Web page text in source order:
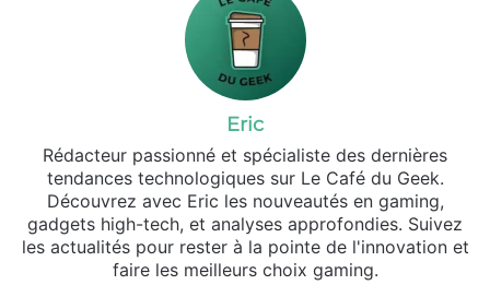
Eric
Rédacteur passionné et spécialiste des dernières
tendances technologiques sur Le Café du Geek.
Découvrez avec Eric les nouveautés en gaming,
gadgets high-tech, et analyses approfondies. Suivez
les actualités pour rester à la pointe de l'innovation et
faire les meilleurs choix gaming.